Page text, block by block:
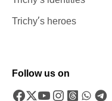
Trichy’s heroes
Follow us on